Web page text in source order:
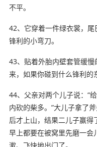
不平。
42、它穿着一件绿衣裳，
锋利的小弯刀。
43、贴着外胎内壁套管缓
来，如果你碰到什么锋利的
44、父亲对两个儿子说：“
内砍的柴多。”大儿子拿了
后才上山，结果二儿子赢
早上都要在被窝里先磨一会